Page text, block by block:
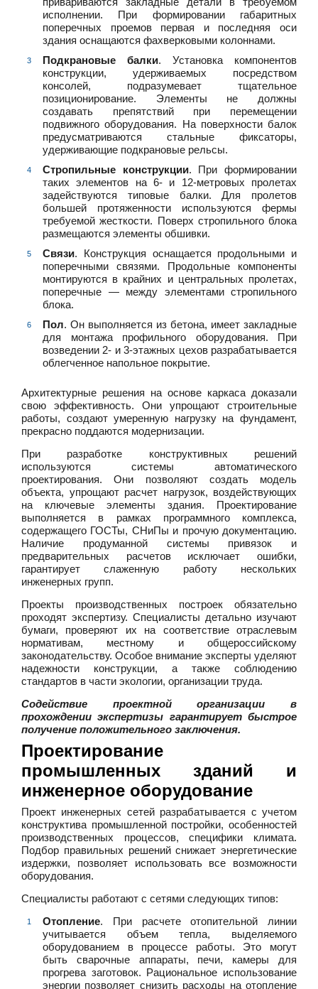
исполнении. При формировании габаритных
поперечных проемов первая и последняя оси
здания оснащаются фахверковыми колоннами.
Подкрановые балки. Установка компонентов
конструкции, удерживаемых посредством
консолей, подразумевает тщательное
позиционирование. Элементы не должны
создавать препятствий при перемещении
подвижного оборудования. На поверхности балок
предусматриваются стальные фиксаторы,
удерживающие подкрановые рельсы.
Стропильные конструкции. При формировании
таких элементов на 6- и 12-метровых пролетах
задействуются типовые балки. Для пролетов
большей протяженности используются фермы
требуемой жесткости. Поверх стропильного блока
размещаются элементы обшивки.
Связи. Конструкция оснащается продольными и
поперечными связями. Продольные компоненты
монтируются в крайних и центральных пролетах,
поперечные — между элементами стропильного
блока.
Пол. Он выполняется из бетона, имеет закладные
для монтажа профильного оборудования. При
возведении 2- и 3-этажных цехов разрабатывается
облегченное напольное покрытие.
Архитектурные решения на основе каркаса доказали
свою эффективность. Они упрощают строительные
работы, создают умеренную нагрузку на фундамент,
прекрасно поддаются модернизации.
При разработке конструктивных решений
используются системы автоматического
проектирования. Они позволяют создать модель
объекта, упрощают расчет нагрузок, воздействующих
на ключевые элементы здания. Проектирование
выполняется в рамках программного комплекса,
содержащего ГОСТы, СНиПы и прочую документацию.
Наличие продуманной системы привязок и
предварительных расчетов исключает ошибки,
гарантирует слаженную работу нескольких
инженерных групп.
Проекты производственных построек обязательно
проходят экспертизу. Специалисты детально изучают
бумаги, проверяют их на соответствие отраслевым
нормативам, местному и общероссийскому
законодательству. Особое внимание эксперты уделяют
надежности конструкции, а также соблюдению
стандартов в части экологии, организации труда.
Содействие проектной организации в
прохождении экспертизы гарантирует быстрое
получение положительного заключения.
Проектирование
промышленных зданий и
инженерное оборудование
Проект инженерных сетей разрабатывается с учетом
конструктива промышленной постройки, особенностей
производственных процессов, специфики климата.
Подбор правильных решений снижает энергетические
издержки, позволяет использовать все возможности
оборудования.
Специалисты работают с сетями следующих типов:
Отопление. При расчете отопительной линии
учитывается объем тепла, выделяемого
оборудованием в процессе работы. Это могут
быть сварочные аппараты, печи, камеры для
прогрева заготовок. Рациональное использование
энергии позволяет снизить расходы на отопление